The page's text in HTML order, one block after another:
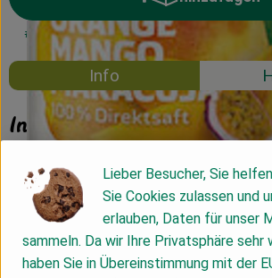
#47549 2,69 €/ 0,25l 10,76 € 19% MwSt
Info
Info
Produktinformationen
Zutaten
Lieber Besucher, Sie
Sie Cookies zulassen und
erlauben, Daten für unser
sammeln. Da wir Ihre Privatsphäre
haben Sie in Übereinstimmung mit der